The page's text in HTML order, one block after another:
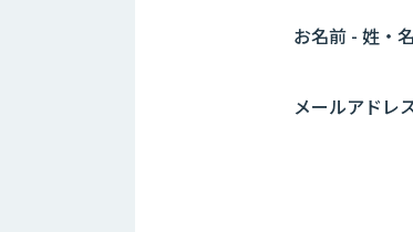
お名前 - 姓・名
メールアドレ